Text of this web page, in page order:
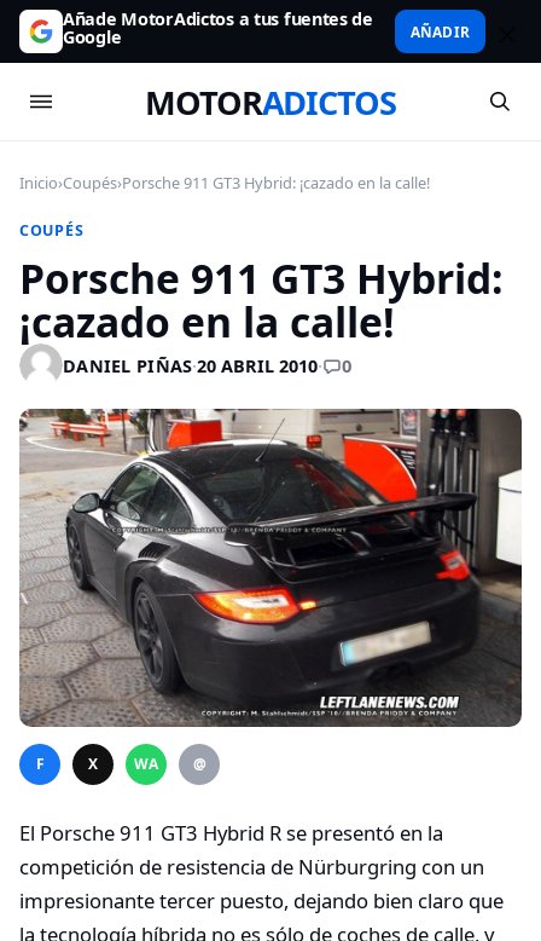
Añade MotorAdictos a tus fuentes de
Google AÑADIR
MOTORADICTOS
Inicio›Coupés›Porsche 911 GT3 Hybrid: ¡cazado en la calle!
COUPÉS
Porsche 911 GT3 Hybrid:
¡cazado en la calle!
DANIEL PIÑAS·20 ABRIL 2010· 0
F X WA @
El Porsche 911 GT3 Hybrid R se presentó en la
competición de resistencia de Nürburgring con un
impresionante tercer puesto, dejando bien claro que
la tecnología híbrida no es sólo de coches de calle, y